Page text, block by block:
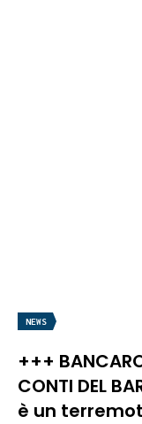
NEWS
+++
CONTI DEL
è un